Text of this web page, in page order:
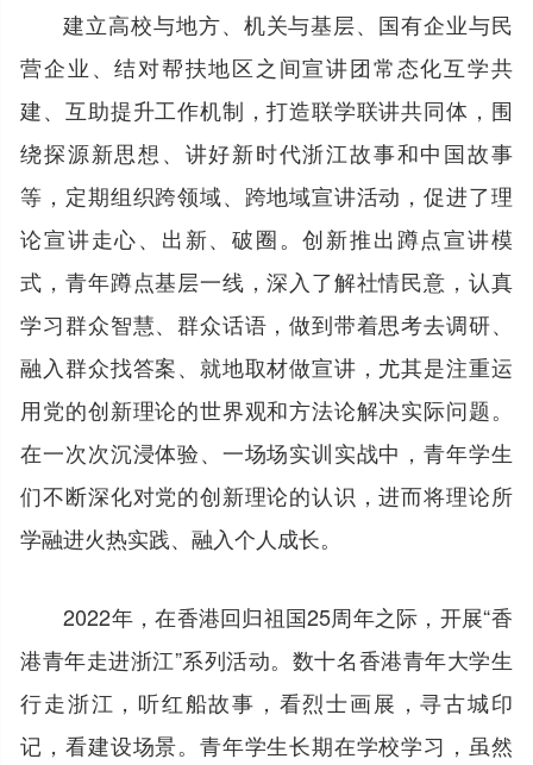
建立高校与地方、机关与基层、国有企业与民
营企业、结对帮扶地区之间宣讲团常态化互学共
建、互助提升工作机制，打造联学联讲共同体，围
绕探源新思想、讲好新时代浙江故事和中国故事
等，定期组织跨领域、跨地域宣讲活动，促进了理
论宣讲走心、出新、破圈。创新推出蹲点宣讲模
式，青年蹲点基层一线，深入了解社情民意，认真
学习群众智慧、群众话语，做到带着思考去调研、
融入群众找答案、就地取材做宣讲，尤其是注重运
用党的创新理论的世界观和方法论解决实际问题。
在一次次沉浸体验、一场场实训实战中，青年学生
们不断深化对党的创新理论的认识，进而将理论所
学融进火热实践、融入个人成长。
2022年，在香港回归祖国25周年之际，开展“香
港青年走进浙江”系列活动。数十名香港青年大学生
行走浙江，听红船故事，看烈士画展，寻古城印
记，看建设场景。青年学生长期在学校学习，虽然